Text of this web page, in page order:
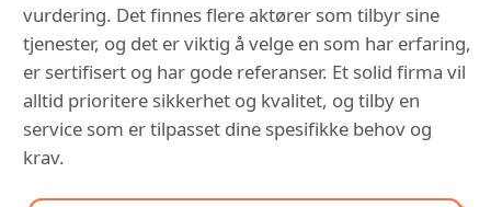
vurdering. Det finnes flere aktører som tilbyr sine
tjenester, og det er viktig å velge en som har erfaring,
er sertifisert og har gode referanser. Et solid firma vil
alltid prioritere sikkerhet og kvalitet, og tilby en
service som er tilpasset dine spesifikke behov og
krav.